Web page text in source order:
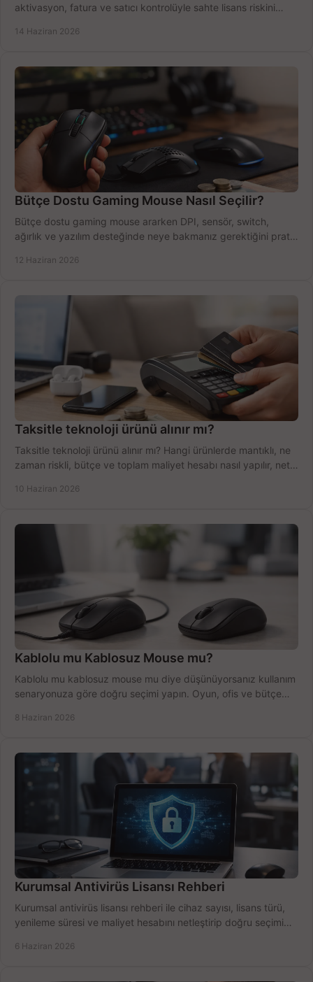
aktivasyon, fatura ve satıcı kontrolüyle sahte lisans riskini
14 Haziran 2026
Bütçe Dostu Gaming Mouse Nasıl Seçilir?
Bütçe dostu gaming mouse ararken DPI, sensör, switch,
ağırlık ve yazılım desteğinde neye bakmanız gerektiğini pratik
12 Haziran 2026
Taksitle teknoloji ürünü alınır mı?
Taksitle teknoloji ürünü alınır mı? Hangi ürünlerde mantıklı, ne
zaman riskli, bütçe ve toplam maliyet hesabı nasıl yapılır, net
10 Haziran 2026
Kablolu mu Kablosuz Mouse mu?
Kablolu mu kablosuz mouse mu diye düşünüyorsanız kullanım
senaryonuza göre doğru seçimi yapın. Oyun, ofis ve bütçe
8 Haziran 2026
Kurumsal Antivirüs Lisansı Rehberi
Kurumsal antivirüs lisansı rehberi ile cihaz sayısı, lisans türü,
yenileme süresi ve maliyet hesabını netleştirip doğru seçimi
6 Haziran 2026